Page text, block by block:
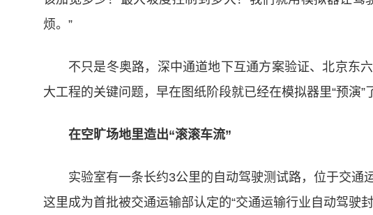
烦。”
不只是冬奥路，深中通道地下互通方案验证、北京
大工程的关键问题，早在图纸阶段就已经在模拟器里“预演
在空旷场地里造出“滚滚车流”
实验室有一条长约3公里的自动驾驶测试路，位于交通
这里成为首批被交通运输部认定的“交通运输行业自动驾驶封